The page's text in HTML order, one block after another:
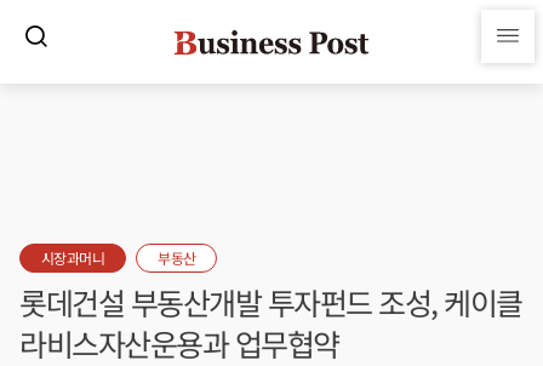
시장과머니 부동산
롯데건설 부동산개발 투자펀드 조성, 케이클
라비스자산운용과 업무협약